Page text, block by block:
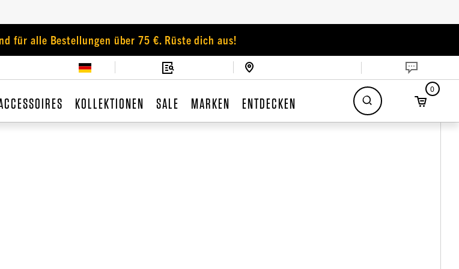
für alle Bestellungen über 75 €. Rüste dich aus!
KOLLEKTIONEN SALE MARKEN ENTDECKEN
0